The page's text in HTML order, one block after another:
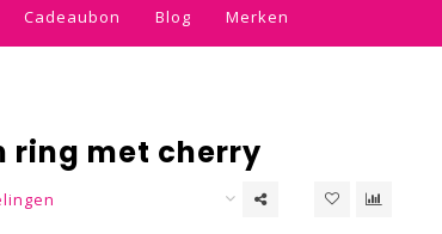
Cadeaubon Blog Merken
ring met cherry